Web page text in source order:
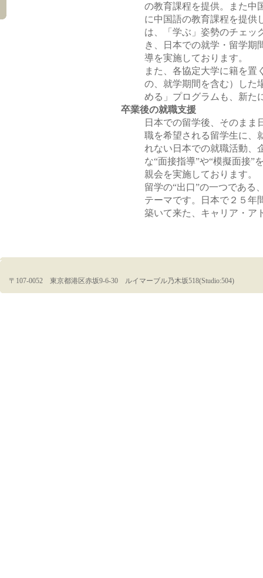
の教育課程を提供。また中
に中国語の教育課程を提供
は、「学ぶ」姿勢のチェッ
き、日本での就学・留学期
導を実施しております。
また、各協定大学に籍を置
の、就学期間を含む）した
める」プログラムも、新た
卒業後の就職支援
日本での留学後、そのまま
職を希望される留学生に、
れない日本での就職活動、
な“面接指導”や“模擬面接”
親会を実施しております。
留学の“出口”の一つである
テーマです。日本で２５年
築いて来た、キャリア・ア
〒107-0052 東京都港区赤坂9-6-30 ルイマーブル乃木坂518(Studio:504)